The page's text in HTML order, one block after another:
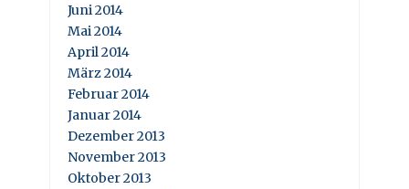
Juni 2014
Mai 2014
April 2014
März 2014
Februar 2014
Januar 2014
Dezember 2013
November 2013
Oktober 2013